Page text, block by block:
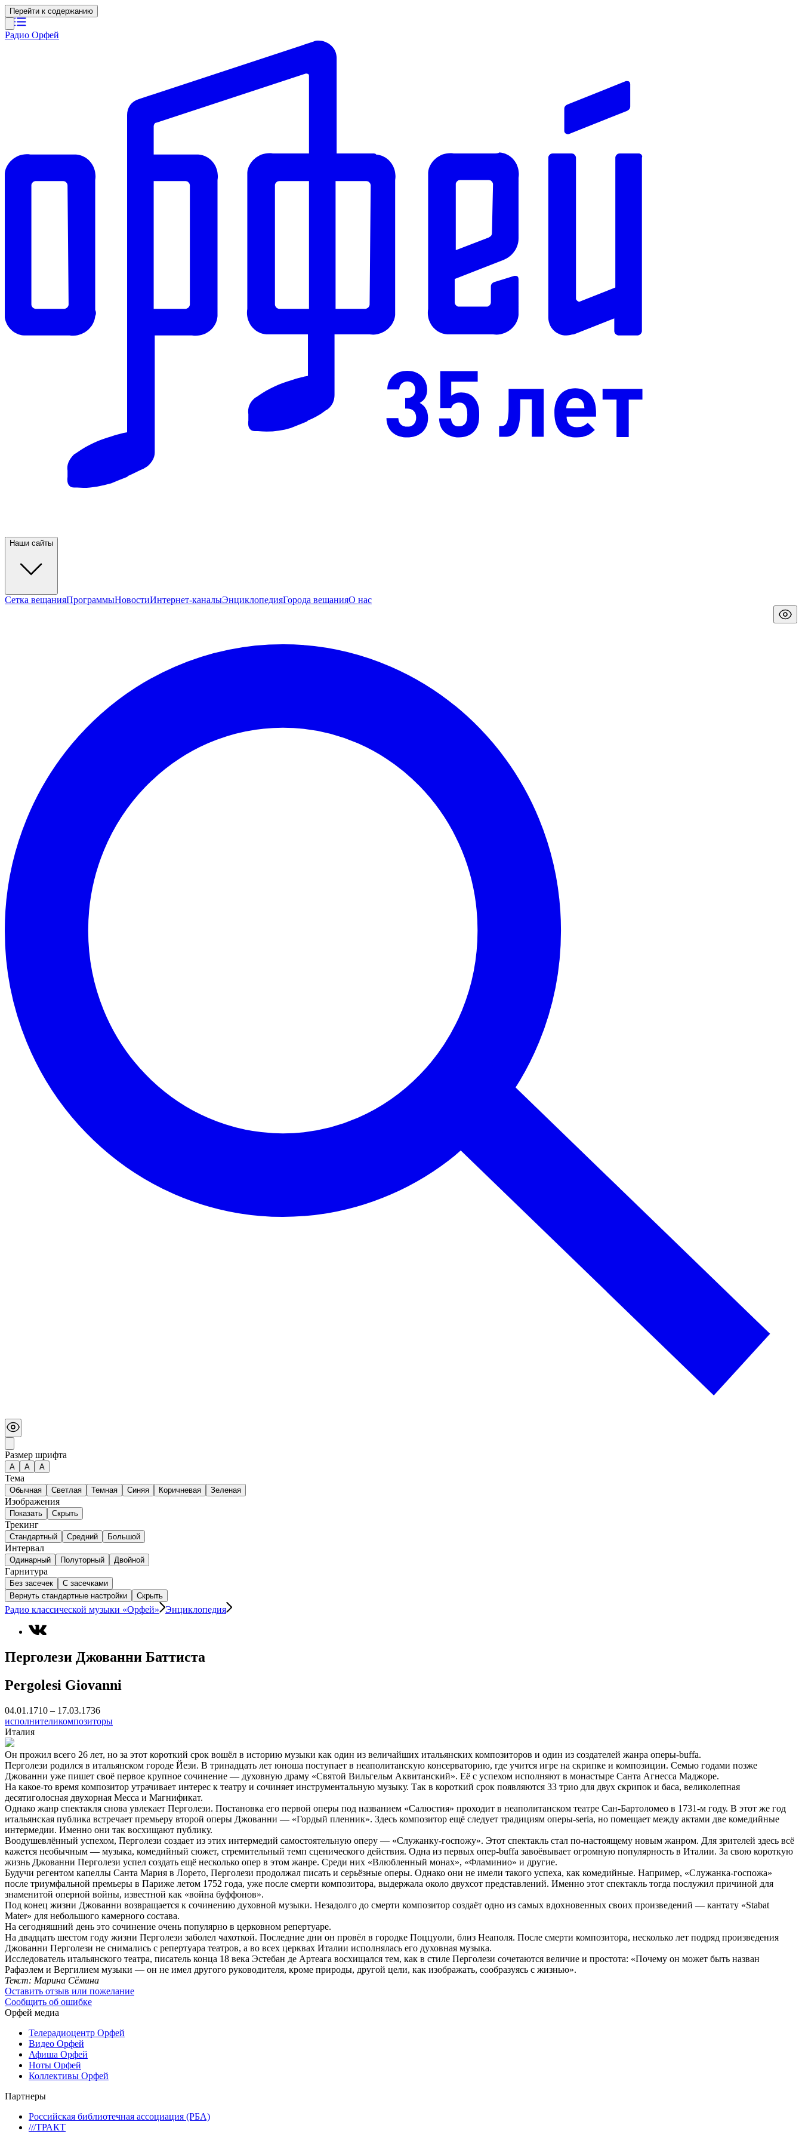
Перейти к содержанию
Радио Орфей
Наши сайты
Сетка вещанияПрограммыНовостиИнтернет-каналыЭнциклопедияГорода вещанияО нас
Размер шрифта
А A A
Тема
Обычная Светлая Темная Синяя Коричневая Зеленая
Изображения
Показать Скрыть
Трекинг
Стандартный Средний Большой
Интервал
Одинарный Полуторный Двойной
Гарнитура
Без засечек
С засечками
Вернуть стандартные настройки
Скрыть
Радио классической музыки «Орфей» Энциклопедия
Перголези Джованни Баттиста
Pergolesi Giovanni
04.01.1710 – 17.03.1736
исполнителикомпозиторы
Италия
Он прожил всего 26 лет, но за этот короткий срок вошёл в историю музыки как один из величайших итальянских композиторов и один из создателей жанра оперы-buffa.
Перголези родился в итальянском городе Йези. В тринадцать лет юноша поступает в неаполитанскую консерваторию, где учится игре на скрипке и композиции. Семью годами позже
Джованни уже пишет своё первое крупное сочинение — духовную драму «Святой Вильгельм Аквитанский». Её с успехом исполняют в монастыре Санта Агнесса Маджоре.
На какое-то время композитор утрачивает интерес к театру и сочиняет инструментальную музыку. Так в короткий срок появляются 33 трио для двух скрипок и баса, великолепная
десятиголосная двухорная Месса и Магнификат.
Однако жанр спектакля снова увлекает Перголези. Постановка его первой оперы под названием «Салюстия» проходит в неаполитанском театре Сан-Бартоломео в 1731-м году. В этот же год
итальянская публика встречает премьеру второй оперы Джованни — «Гордый пленник». Здесь композитор ещё следует традициям оперы-seria, но помещает между актами две комедийные
интермедии. Именно они так восхищают публику.
Воодушевлённый успехом, Перголези создает из этих интермедий самостоятельную оперу — «Служанку-госпожу». Этот спектакль стал по-настоящему новым жанром. Для зрителей здесь всё
кажется необычным — музыка, комедийный сюжет, стремительный темп сценического действия. Одна из первых опер-buffa завоёвывает огромную популярность в Италии. За свою короткую
жизнь Джованни Перголези успел создать ещё несколько опер в этом жанре. Среди них «Влюбленный монах», «Фламинио» и другие.
Будучи регентом капеллы Санта Мария в Лорето, Перголези продолжал писать и серьёзные оперы. Однако они не имели такого успеха, как комедийные. Например, «Служанка-госпожа»
после триумфальной премьеры в Париже летом 1752 года, уже после смерти композитора, выдержала около двухсот представлений. Именно этот спектакль тогда послужил причиной для
знаменитой оперной войны, известной как «война буффонов».
Под конец жизни Джованни возвращается к сочинению духовной музыки. Незадолго до смерти композитор создаёт одно из самых вдохновенных своих произведений — кантату «Stabat
Mater» для небольшого камерного состава.
На сегодняшний день это сочинение очень популярно в церковном репертуаре.
На двадцать шестом году жизни Перголези заболел чахоткой. Последние дни он провёл в городке Поццуоли, близ Неаполя. После смерти композитора, несколько лет подряд произведения
Джованни Перголези не снимались с репертуара театров, а во всех церквах Италии исполнялась его духовная музыка.
Исследователь итальянского театра, писатель конца 18 века Эстебан де Артеага восхищался тем, как в стиле Перголези сочетаются величие и простота: «Почему он может быть назван
Рафаэлем и Вергилием музыки — он не имел другого руководителя, кроме природы, другой цели, как изображать, сообразуясь с жизнью».
Текст: Марина Сёмина
Оставить отзыв или пожелание
Сообщить об ошибке
Орфей медиа
Телерадиоцентр Орфей
Видео Орфей
Афиша Орфей
Ноты Орфей
Коллективы Орфей
Партнеры
Российская библиотечная ассоциация (РБА)
///ТРАКТ